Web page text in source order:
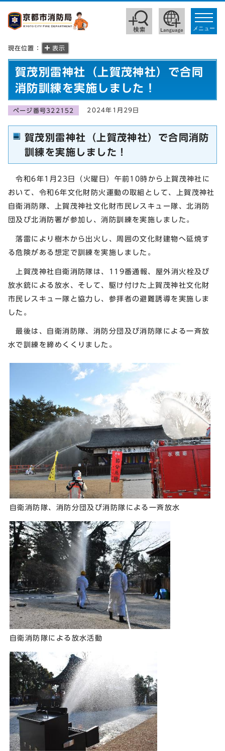
toggle
メニュー
現在位置： 表示
賀茂別雷神社（上賀茂神社）で合同
消防訓練を実施しました！
ページ番号322152 2024年1月29日
賀茂別雷神社（上賀茂神社）で合同消防
訓練を実施しました！
令和6年1月23日（火曜日）午前10時から上賀茂神社に
おいて、令和6年文化財防火運動の取組として、上賀茂神社
自衛消防隊、上賀茂神社文化財市民レスキュー隊、北消防
団及び北消防署が参加し、消防訓練を実施しました。
落雷により樹木から出火し、周囲の文化財建物へ延焼す
る危険がある想定で訓練を実施しました。
上賀茂神社自衛消防隊は、119番通報、屋外消火栓及び
放水銃による放水、そして、駆け付けた上賀茂神社文化財
市民レスキュー隊と協力し、参拝者の避難誘導を実施しま
した。
最後は、自衛消防隊、消防分団及び消防隊による一斉放
水で訓練を締めくくりました。
自衛消防隊、消防分団及び消防隊による一斉放水
自衛消防隊による放水活動